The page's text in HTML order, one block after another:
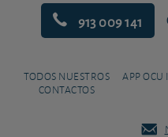
913 009 141
TODOS NUESTROS
CONTACTOS
APP OCU